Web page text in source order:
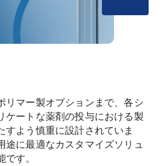
リマー製オプションまで、各シ
ケートな薬剤の投与における製
すよう慎重に設計されていま
途に最適なカスタマイズソリュ
す。